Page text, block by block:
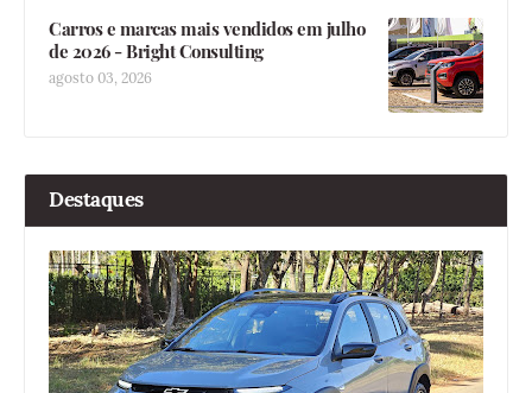
Carros e marcas mais vendidos em julho
de 2026 - Bright Consulting
agosto 03, 2026
Destaques